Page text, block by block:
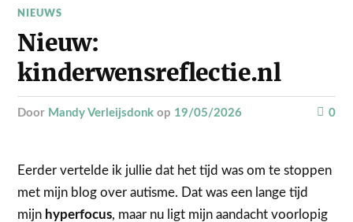
NIEUWS
Nieuw:
kinderwensreflectie.nl
door Mandy Verleijsdonk op 19/05/2026 0
Eerder vertelde ik jullie dat het tijd was om te stoppen
met mijn blog over autisme. Dat was een lange tijd
mijn hyperfocus, maar nu ligt mijn aandacht voorlopig